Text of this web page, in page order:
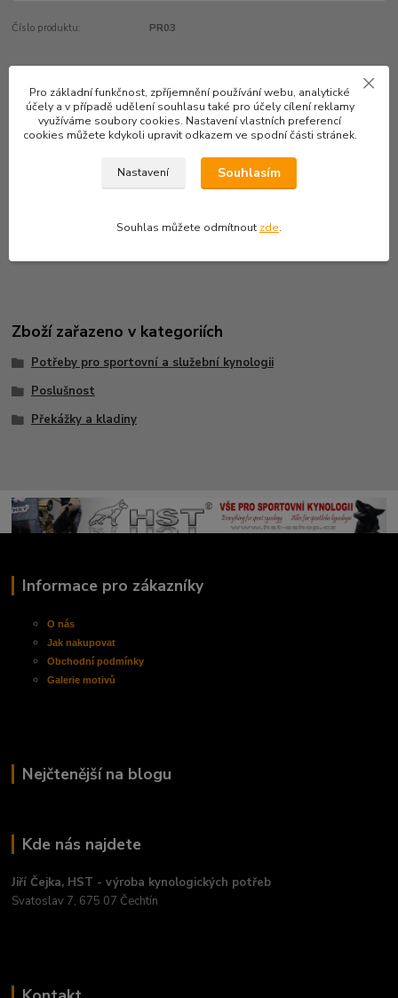
Číslo produktu: PR03
Kompletní specifikace
Kladina nízká
Pro nacenění kladiny nás prosím kontaktujte.
schopni dlouhodobě garantovat cenu.
Zboží zařazeno v kategoriích
Potřeby pro sportovní a služební kynologii
Poslušnost
Překážky a kladiny
Informace pro zákazníky
O nás
Jak nakupovat
Obchodnípodmínky
Galerie motivů
Nejčtenější na blogu
Kde nás najdete
Jiří Čejka, HST - výroba kynologických potřeb
Svatoslav 7, 675 07 Čechtín
Pro základní funkčnost, zpříjemnění používání webu, analytické
účely a v případě udělení souhlasu také pro účely cílení reklamy
využíváme soubory cookies. Nastavení vlastních preferencí
cookies můžete kdykoli upravit odkazem ve spodní části stránek.
Nastavení Souhlasím
Souhlas můžete odmítnout zde.